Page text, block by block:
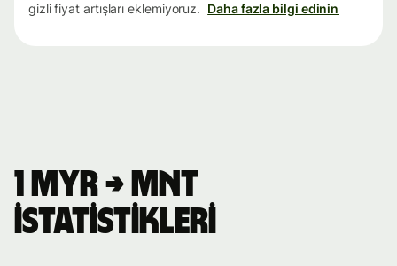
gizli fiyat artışları eklemiyoruz. Daha fazla bilgi edinin
1 MYR → MNT
istatistikleri